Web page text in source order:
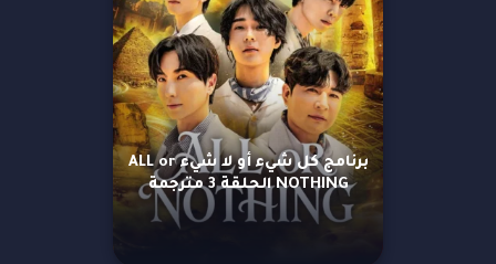
برنامج كل شيء أو لا شيء ALL or
NOTHING الحلقة 3 مترجمة